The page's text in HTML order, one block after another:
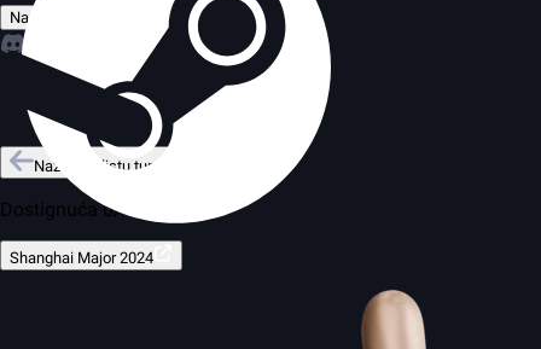
Napravi prognozu
Nazad na listu turnira
Dostignuća 0/4
Shanghai Major 2024